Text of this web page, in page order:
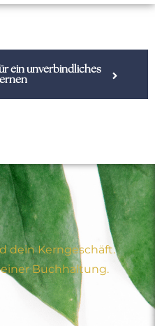
ein unverbindliches
dein Kerngeschäft.
Buchhaltung.